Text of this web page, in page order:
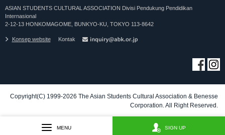
ASIAN STUDENTS CULTURAL ASSOCIATION Divisi Pendukung Pendidikan
Internasional
2-12-13 HONKOMAGOME, BUNKYO-KU, TOKYO 113-8642
Konsep website Kontak
Copyright(C) 1999-2026 The Asian Students Cultural Association & Benesse
Corporation. All Right Reserved.
MENU SIGN UP